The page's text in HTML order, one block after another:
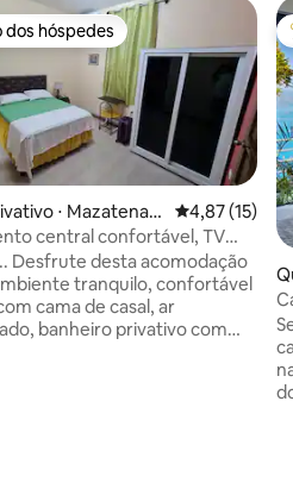
de 5, 11 avaliações
dos hóspedes
dos hóspedes
⋅ Mazatenan
4,87 de uma
4,87 (15)
central confortável, TV
privativo
Desfrute desta acomodação
tranquilo, confortável
cama de casal, ar
banheiro privativo com